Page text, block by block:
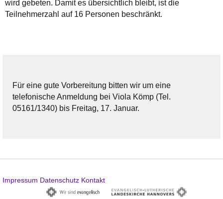
wird gebeten. Damit es übersichtlich bleibt, ist die
Teilnehmerzahl auf 16 Personen beschränkt.
Für eine gute Vorbereitung bitten wir um eine
telefonische Anmeldung bei Viola Kömp (Tel.
05161/1340) bis Freitag, 17. Januar.
Impressum Datenschutz Kontakt